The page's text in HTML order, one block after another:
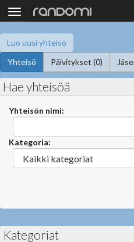
Toggle
navigation
Luo uusi yhteisö
Yhteisö
Päivitykset (0)
Hae yhteisöä
Yhteisön nimi:
Kategoria:
Kategoriat